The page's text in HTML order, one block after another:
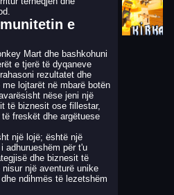
e
Mart dhe bashkohuni
e tjerë të dyqaneve
rezultatet dhe
lojtarët në mbarë botën
nëse jeni një
të biznesit ose fillestar,
freskët dhe argëtuese
një lojë; është një
adhurueshëm për t'u
dhe biznesit të
një aventurë unike
ndihmës të lezetshëm